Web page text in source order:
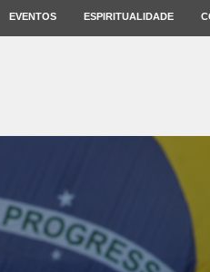
EVENTOS ESPIRITUALIDADE